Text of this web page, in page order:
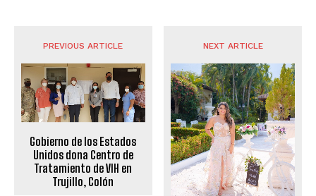
PREVIOUS ARTICLE
Gobierno de los Estados
Unidos dona Centro de
Tratamiento de VIH en
Trujillo, Colón
NEXT ARTICLE